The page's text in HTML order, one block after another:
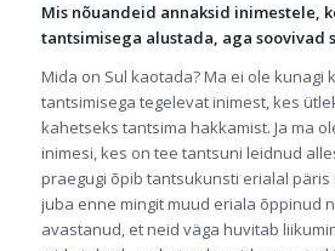
Mis nõuandeid annaksid inimestele,
tantsimisega alustada, aga soovivad
Mida on Sul kaotada? Ma ei ole kunagi
tantsimisega tegelevat inimest, kes
kahetseks tantsima hakkamist. Ja ma
inimesi, kes on tee tantsuni leidnud
praegugi õpib tantsukunsti erialal päris
juba enne mingit muud eriala õppinud
avastanud, et neid väga huvitab